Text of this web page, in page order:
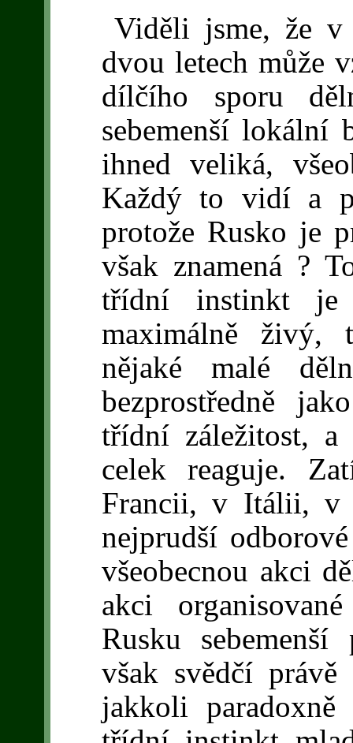
Viděli jsme, že v
dvou letech může
dílčího sporu
sebemenší lokální
ihned veliká,
Každý to vidí a
protože Rusko je
však znamená ?
třídní instinkt je
maximálně živý,
nějaké malé
bezprostředně
třídní záležitost,
celek reaguje.
Francii, v Itálii, v
nejprudší
všeobecnou akci
akci
Rusku
však svědčí
jakkoli